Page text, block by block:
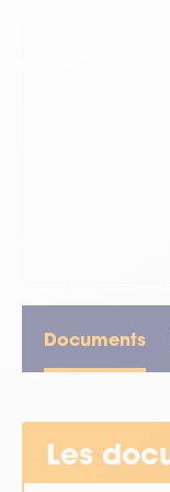
Documents
Les